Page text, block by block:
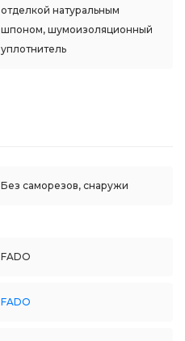
отделкой натуральным
шпоном, шумоизоляционный
уплотнитель
Без саморезов, снаружи
FADO
FADO